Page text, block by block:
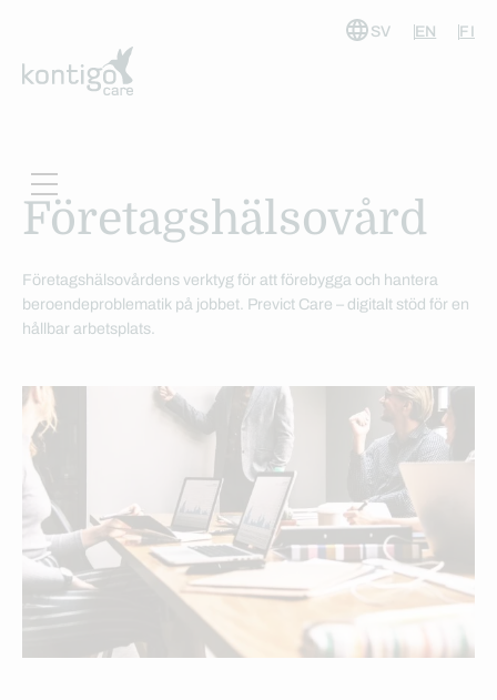
innehåll
SV EN FI
Företagshälsovård
Företagshälsovårdens verktyg för att förebygga och hantera
beroendeproblematik på jobbet. Previct Care – digitalt stöd för en
hållbar arbetsplats.